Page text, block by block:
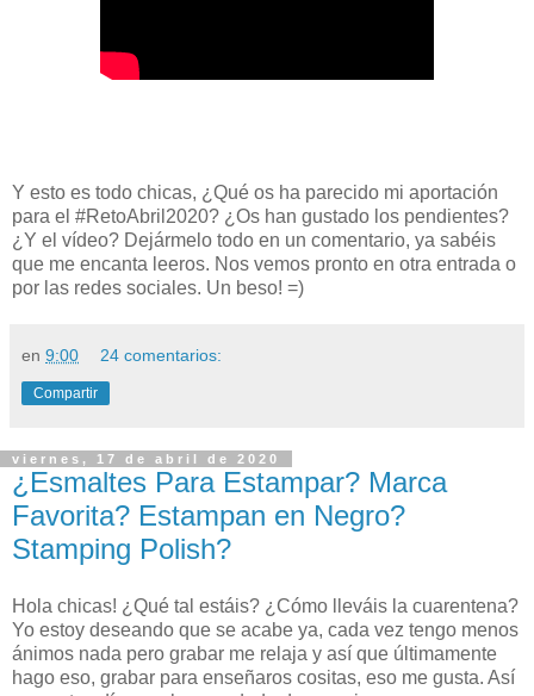
Y esto es todo chicas, ¿Qué os ha parecido mi aportación
para el #RetoAbril2020? ¿Os han gustado los pendientes?
¿Y el vídeo? Dejármelo todo en un comentario, ya sabéis
que me encanta leeros. Nos vemos pronto en otra entrada o
por las redes sociales. Un beso! =)
en 9:00 24 comentarios:
Compartir
viernes, 17 de abril de 2020
¿Esmaltes Para Estampar? Marca
Favorita? Estampan en Negro?
Stamping Polish?
Hola chicas! ¿Qué tal estáis? ¿Cómo lleváis la cuarentena?
Yo estoy deseando que se acabe ya, cada vez tengo menos
ánimos nada pero grabar me relaja y así que últimamente
hago eso, grabar para enseñaros cositas, eso me gusta. Así